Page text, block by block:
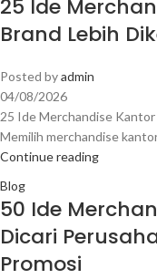
25 Ide
Brand Lebih
Posted byadmin
04/08/2026
25 Ide Merchandise
Memilih merchandise
Continue reading
Blog
50 Ide
Dicari
Promosi